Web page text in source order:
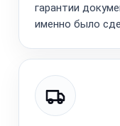
гарантии
именно было